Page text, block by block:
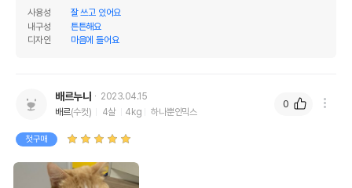
사용성
잘 쓰고 있어요
내구성
튼튼해요
디자인
마음에 들어요
배르누나
2023.04.15
배르(수컷) 4살 4kg 하나뿐인믹스
첫구매
0